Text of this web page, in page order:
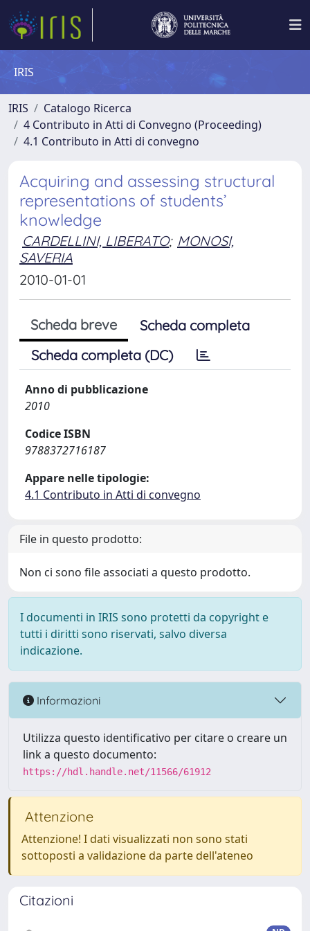
IRIS
IRIS
Catalogo Ricerca
4 Contributo in Atti di Convegno (Proceeding)
4.1 Contributo in Atti di convegno
Acquiring and assessing structural
representations of students’
knowledge
CARDELLINI, LIBERATO; MONOSI,
SAVERIA
2010-01-01
Scheda breve
Scheda completa
Scheda completa (DC)
Anno di pubblicazione
2010
Codice ISBN
9788372716187
Appare nelle tipologie:
4.1 Contributo in Atti di convegno
File in questo prodotto:
Non ci sono file associati a questo prodotto.
I documenti in IRIS sono protetti da copyright e
tutti i diritti sono riservati, salvo diversa
indicazione.
Informazioni
Utilizza questo identificativo per citare o creare un
link a questo documento:
https://hdl.handle.net/11566/61912
Attenzione
Attenzione! I dati visualizzati non sono stati
sottoposti a validazione da parte dell'ateneo
Citazioni